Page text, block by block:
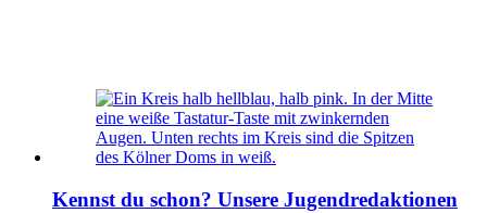
Kennst du schon? Unsere Jugendredaktionen